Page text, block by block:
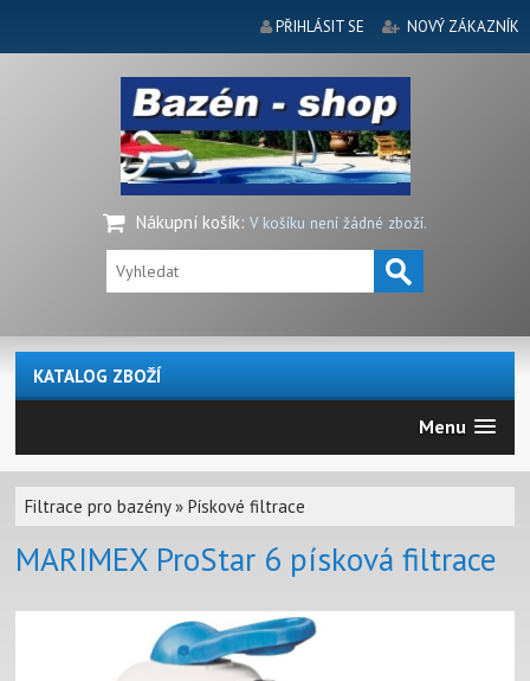
PŘIHLÁSIT SE NOVÝ ZÁKAZNÍK
Nákupní košík: V košíku není žádné zboží.
KATALOG ZBOŽÍ
Menu
Filtrace pro bazény»Pískové filtrace
MARIMEX ProStar 6 písková filtrace